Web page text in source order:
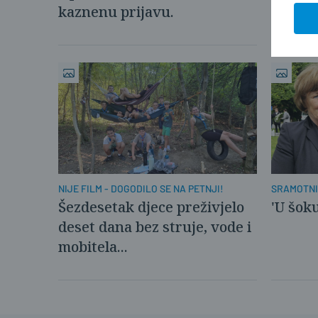
kaznenu prijavu.
redu
NIJE FILM - DOGODILO SE NA PETNJI!
Šezdesetak djece preživjelo
deset dana bez struje, vode i
mobitela...
OSTAJE
'U